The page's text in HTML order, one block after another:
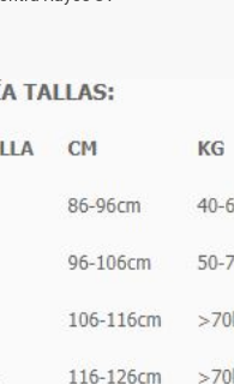
N